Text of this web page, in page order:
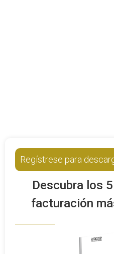
Regístrese para
Descubra los
facturación